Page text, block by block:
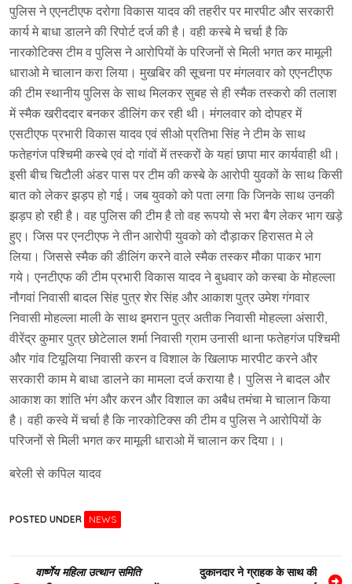
पुलिस ने एएनटीएफ दरोगा विकास यादव की तहरीर पर मारपीट और सरकारी
कार्य मे बाधा डालने की रिपोर्ट दर्ज की है। वही कस्बे मे चर्चा है कि
नारकोटिक्स टीम व पुलिस ने आरोपियों के परिजनों से मिली भगत कर मामूली
धाराओ मे चालान करा लिया। मुखबिर की सूचना पर मंगलवार को एएनटीएफ
की टीम स्थानीय पुलिस के साथ मिलकर सुबह से ही स्मैक तस्करो की तलाश
में स्मैक खरीददार बनकर डीलिंग कर रही थी। मंगलवार को दोपहर में
एसटीएफ प्रभारी विकास यादव एवं सीओ प्रतिभा सिंह ने टीम के साथ
फतेहगंज पश्चिमी कस्बे एवं दो गांवों में तस्करों के यहां छापा मार कार्यवाही थी।
इसी बीच चिटौली अंडर पास पर टीम की कस्बे के आरोपी युवकों के साथ किसी
बात को लेकर झड़प हो गई। जब युवको को पता लगा कि जिनके साथ उनकी
झड़प हो रही है। वह पुलिस की टीम है तो वह रूपयो से भरा बैग लेकर भाग खड़े
हुए। जिस पर एनटीएफ ने तीन आरोपी युवको को दौड़ाकर हिरासत मे ले
लिया। जिससे स्मैक की डीलिंग करने वाले स्मैक तस्कर मौका पाकर भाग
गये। एनटीएफ की टीम प्रभारी विकास यादव ने बुधवार को कस्बा के मोहल्ला
नौगवां निवासी बादल सिंह पुत्र शेर सिंह और आकाश पुत्र उमेश गंगवार
निवासी मोहल्ला माली के साथ इमरान पुत्र अतीक निवासी मोहल्ला अंसारी,
वीरेंद्र कुमार पुत्र छोटेलाल शर्मा निवासी ग्राम उनासी थाना फतेहगंज पश्चिमी
और गांव टियूलिया निवासी करन व विशाल के खिलाफ मारपीट करने और
सरकारी काम मे बाधा डालने का मामला दर्ज कराया है। पुलिस ने बादल और
आकाश का शांति भंग और करन और विशाल का अबैध तमंचा मे चालान किया
है। वही कस्वे में चर्चा है कि नारकोटिक्स की टीम व पुलिस ने आरोपियों के
परिजनों से मिली भगत कर मामूली धाराओ में चालान कर दिया।।
बरेली से कपिल यादव
POSTED UNDER NEWS
Postवार्ष्णेय महिला उत्थान समिति
दुकानदार ने ग्राहक के साथ की